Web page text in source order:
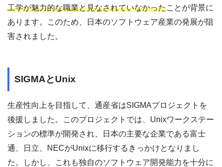
工学が魅力的な職業と見なされていなかったことが背景に
あります。このため、日本のソフトウェア産業の発展が阻
害されました。
SIGMAとUnix
生産性向上を目指して、通産省はSIGMAプロジェクトを
後援しました。このプロジェクトでは、Unixワークステー
ションの標準が開発され、日本の主要な企業である富士
通、日立、NECがUnixに移行するきっかけとなりまし
た。しかし、これも独自のソフトウェア開発能力を十分に